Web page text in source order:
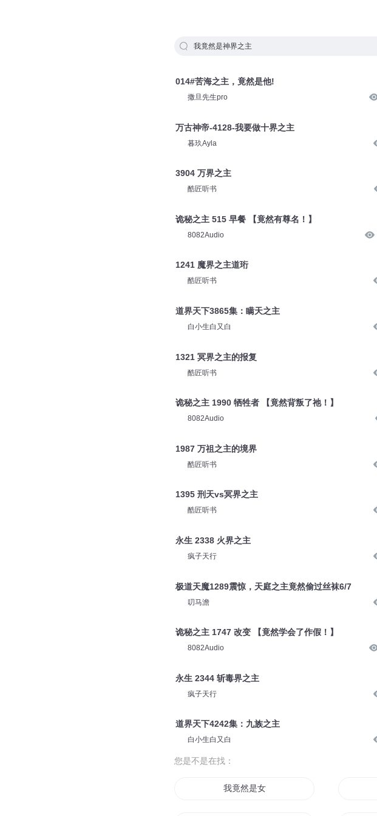
我竟然是神界之主
014#苦海之主，竟然是他!
撒旦先生pro
万古神帝-4128-我要做十界之主
暮玖Ayla
3904 万界之主
酷匠听书
诡秘之主 515 早餐 【竟然有尊名！】
8082Audio
1241 魔界之主道珩
酷匠听书
道界天下3865集：瞒天之主
白小生白又白
1321 冥界之主的报复
酷匠听书
诡秘之主 1990 牺牲者 【竟然背叛了祂！】
8082Audio
1987 万祖之主的境界
酷匠听书
1395 刑天vs冥界之主
酷匠听书
永生 2338 火界之主
疯子天行
极道天魔1289震惊，天庭之主竟然偷过丝袜6/7
叨马澹
诡秘之主 1747 改变 【竟然学会了作假！】
8082Audio
永生 2344 斩毒界之主
疯子天行
道界天下4242集：九族之主
白小生白又白
您是不是在找：
我竟然是女人